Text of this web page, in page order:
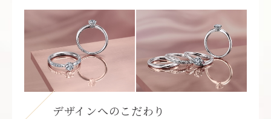
デザインへのこだわり